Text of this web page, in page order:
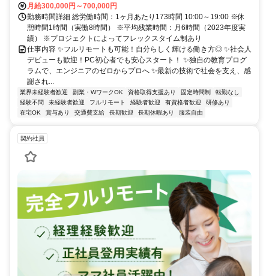
月給300,000円～700,000円
勤務時間詳細 総労働時間：1ヶ月あたり173時間 10:00～19:00 ※休
憩時間1時間（実働8時間） ※平均残業時間：月6時間（2023年度実
績） ※プロジェクトによってフレックスタイム制あり
仕事内容 ✨フルリモートも可能！自分らしく輝ける働き方◎ ✨社会人
デビューも歓迎！PC初心者でも安心スタート！ ✨独自の教育プログ
ラムで、エンジニアのゼロからプロへ ✨最新の技術で社会を支え、感
謝され...
業界未経験者歓迎 副業・WワークOK 資格取得支援あり 固定時間制
転勤なし
経験不問
未経験者歓迎 フルリモート 経験者歓迎 有資格者歓迎
研修あり
在宅OK
賞与あり 交通費支給 長期歓迎 長期休暇あり 服装自由
契約社員